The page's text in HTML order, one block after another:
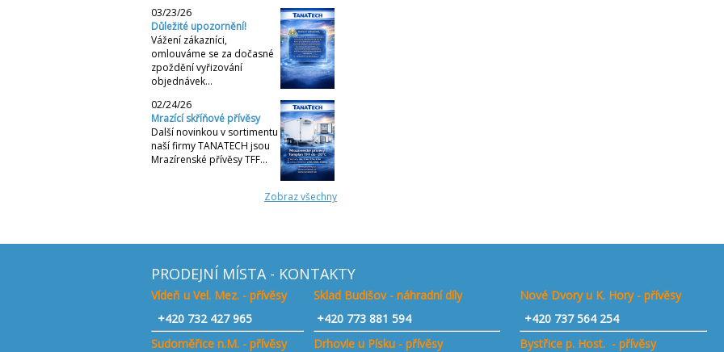
03/23/26
Důležité upozornění!
Vážení zákazníci,
omlouváme se za dočasné
zpoždění vyřizování
objednávek…
02/24/26
Mrazící skříňové přívěsy
Další novinkou v sortimentu
naší firmy TANATECH jsou
Mrazírenské přívěsy TFF…
Zobraz všechny
PRODEJNÍ MÍSTA - KONTAKTY
Vídeň u Vel. Mez. - přívěsy
+420 732 427 965
Sudoměřice n.M. - přívěsy
Sklad Budišov - náhradní díly
+420 773 881 594
Nové Dvory u K. Hory - přívěsy
+420 737 564 254
Drhovle u Písku - přívěsy
Bystřice p. Host. - přívěsy